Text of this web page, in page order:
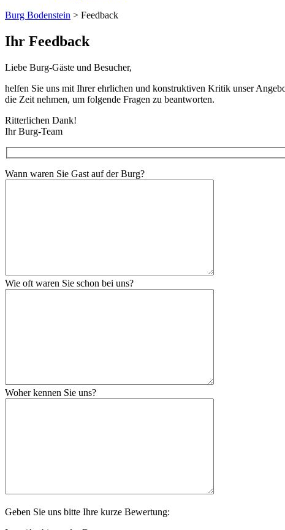
Burg Bodenstein > Feedback
Ihr Feedback
Liebe Burg-Gäste und Besucher,
helfen Sie uns mit Ihrer ehrlichen und konstruktiven Kritik unser
die Zeit nehmen, um folgende Fragen zu beantworten.
Ritterlichen Dank!
Ihr Burg-Team
Wann waren Sie Gast auf der Burg?
Wie oft waren Sie schon bei uns?
Woher kennen Sie uns?
Geben Sie uns bitte Ihre kurze Bewertung: